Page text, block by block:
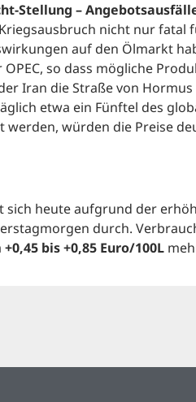
Stellung –
nicht nur fatal
auf den Ölmarkt
so dass mögliche
Iran die Straße von
etwa ein Fünftel des
würden die Preise
sich heute aufgrund der
durch.
+0,45 bis +0,85 Euro/100L